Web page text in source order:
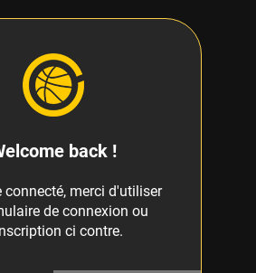
back !
connecté, merci d'utiliser
de connexion ou
ci contre.